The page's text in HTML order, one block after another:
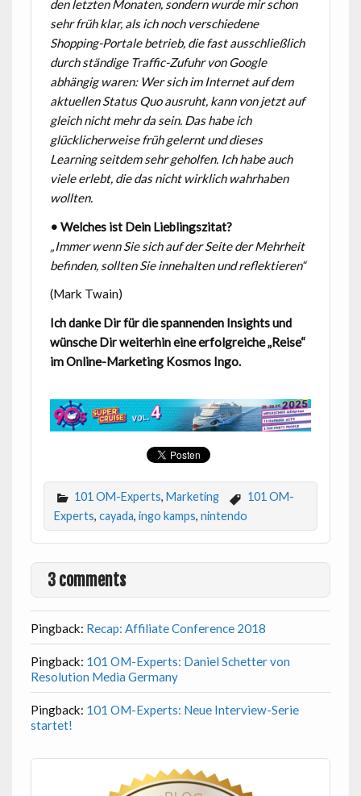
den letzten Monaten, sondern wurde mir schon
sehr früh klar, als ich noch verschiedene
Shopping-Portale betrieb, die fast ausschließlich
durch ständige Traffic-Zufuhr von Google
abhängig waren: Wer sich im Internet auf dem
aktuellen Status Quo ausruht, kann von jetzt auf
gleich nicht mehr da sein. Das habe ich
glücklicherweise früh gelernt und dieses
Learning seitdem sehr geholfen. Ich habe auch
viele erlebt, die das nicht wirklich wahrhaben
wollten.
• Welches ist Dein Lieblingszitat?
„Immer wenn Sie sich auf der Seite der Mehrheit
befinden, sollten Sie innehalten und reflektieren“
(Mark Twain)
Ich danke Dir für die spannenden Insights und
wünsche Dir weiterhin eine erfolgreiche „Reise“
im Online-Marketing Kosmos Ingo.
101 OM-Experts, Marketing
101 OM-
Experts, cayada, ingo kamps, nintendo
3 comments
Pingback: Recap: Affiliate Conference 2018
Pingback: 101 OM-Experts: Daniel Schetter von
Resolution Media Germany
Pingback: 101 OM-Experts: Neue Interview-Serie
startet!